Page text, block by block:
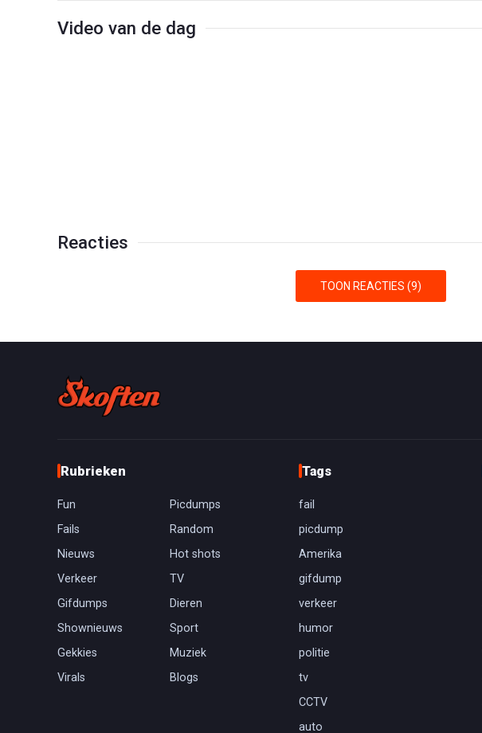
Video van de dag
Reacties
TOON REACTIES (9)
Rubrieken
Fun
Picdumps
Fails
Random
Nieuws
Hot shots
Verkeer
TV
Gifdumps
Dieren
Shownieuws
Sport
Gekkies
Muziek
Virals
Blogs
Tags
fail
picdump
Amerika
gifdump
verkeer
humor
politie
tv
CCTV
auto